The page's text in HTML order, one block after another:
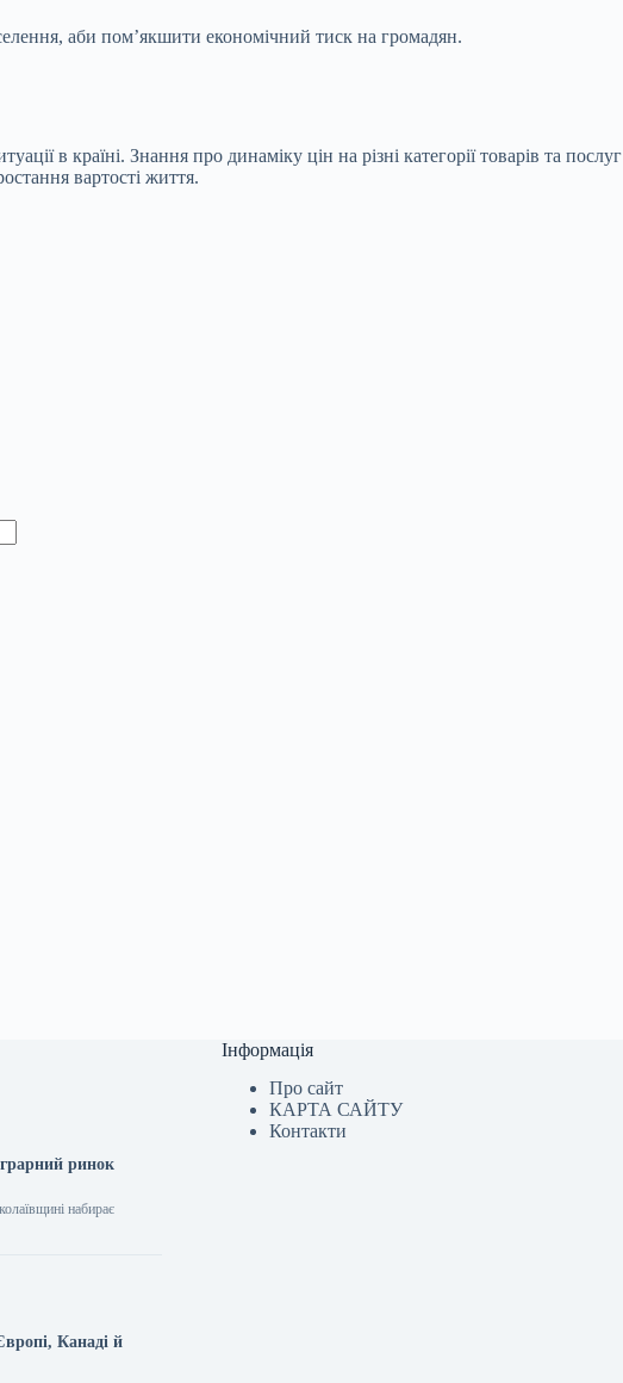
аби пом’якшити економічний тиск на громадян.
в країні. Знання про динаміку цін на різні категорії товарів та послуг
вартості життя.
ринок
набирає
Канаді й
Інформація
Про сайт
КАРТА САЙТУ
Контакти